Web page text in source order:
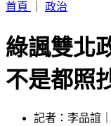
首頁
政治
綠諷雙北
不是都照
記者：李品誼